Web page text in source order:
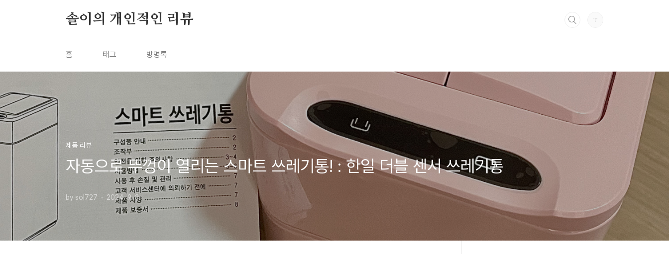
솔이의 개인적인 리뷰
홈 태그 방명록
제품 리뷰
자동으로 뚜껑이 열리는 스마트 쓰레기통! : 한일 더블 센서 쓰레기통
by sol727 2024. 9. 3.